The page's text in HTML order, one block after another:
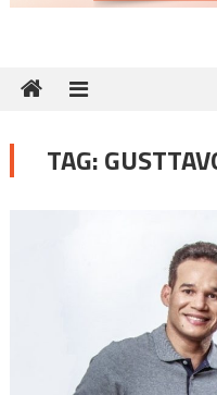
TAG: